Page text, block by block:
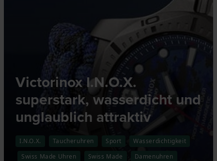
Victorinox I.N.O.X.
superstark, wasserdicht und
unglaublich attraktiv
I.N.O.X. Taucheruhren Sport
Wasserdichtigkeit
Swiss Made Uhren
Swiss Made
Damenuhren